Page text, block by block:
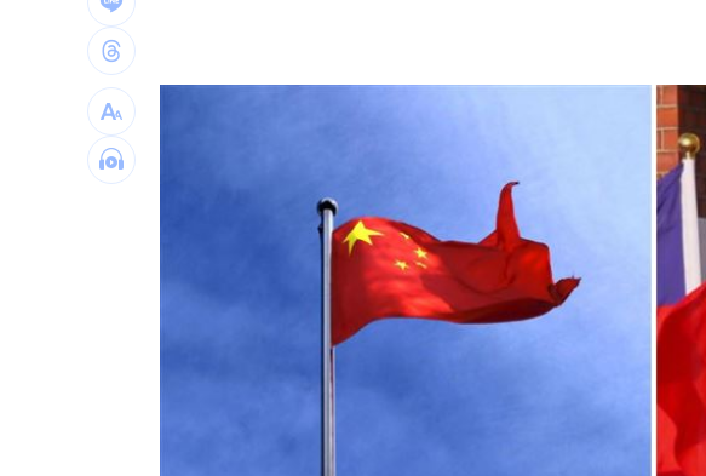
高雄轎車暴衝連3撞！波及13車600戶停電
台灣彩券開獎直播中 20:31
LIVE三立+24小時直播 15:27
三立iNEWS新聞台線上直播
商場戰國來臨 台中「頂奢大道」逐漸成形
台彩父親節推新刮刮樂千萬頭獎超「爸」氣